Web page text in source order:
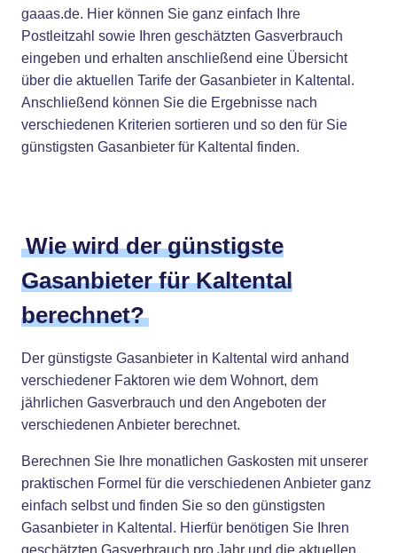
gaaas.de. Hier können Sie ganz einfach Ihre
Postleitzahl sowie Ihren geschätzten Gasverbrauch
eingeben und erhalten anschließend eine Übersicht
über die aktuellen Tarife der Gasanbieter in Kaltental.
Anschließend können Sie die Ergebnisse nach
verschiedenen Kriterien sortieren und so den für Sie
günstigsten Gasanbieter für Kaltental finden.
Wie wird der günstigste
Gasanbieter für Kaltental
berechnet?
Der günstigste Gasanbieter in Kaltental wird anhand
verschiedener Faktoren wie dem Wohnort, dem
jährlichen Gasverbrauch und den Angeboten der
verschiedenen Anbieter berechnet.
Berechnen Sie Ihre monatlichen Gaskosten mit unserer
praktischen Formel für die verschiedenen Anbieter ganz
einfach selbst und finden Sie so den günstigsten
Gasanbieter in Kaltental. Hierfür benötigen Sie Ihren
geschätzten Gasverbrauch pro Jahr und die aktuellen